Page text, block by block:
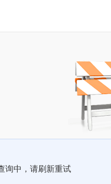
询中，请刷新重试